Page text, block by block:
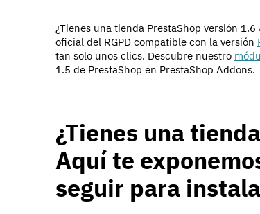
¿Tienes una tienda PrestaShop versión
oficial del RGPD compatible con la versión
tan solo unos clics. Descubre nuestro
1.5 de PrestaShop en PrestaShop Addons.
¿Tienes una
Aquí te
seguir para